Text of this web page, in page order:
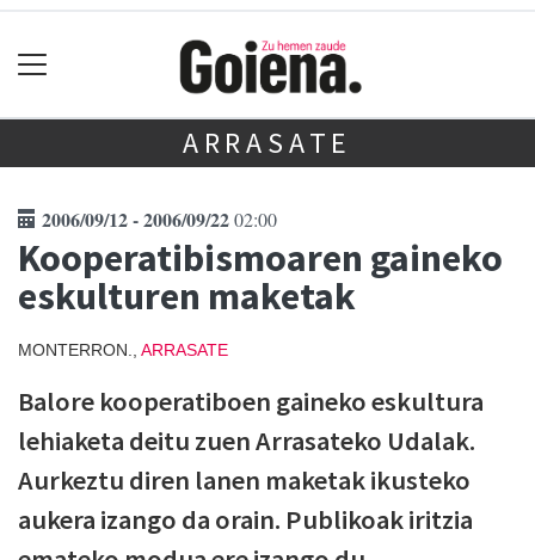
ARRASATE
2006/09/12 - 2006/09/2202:00
Kooperatibismoaren gaineko
eskulturen maketak
MONTERRON., ARRASATE
Balore kooperatiboen gaineko eskultura
lehiaketa deitu zuen Arrasateko Udalak.
Aurkeztu diren lanen maketak ikusteko
aukera izango da orain. Publikoak iritzia